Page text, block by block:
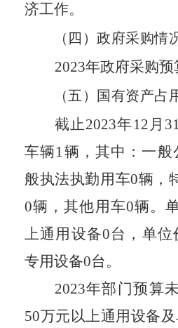
济工作。
（四）政府采购情
2023年政府采购预
（五） 国有资产占
截止2023年12 月
车辆1辆，其中：一般
般执法执勤用车0辆，
0辆，其他用车0辆。
上通用设备0台，单位
专用设备0台。
2023年部门预算
50万元以上通用设备